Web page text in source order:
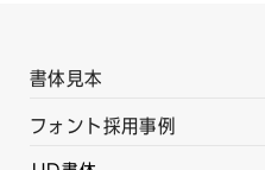
書体見本
フォント採用事例